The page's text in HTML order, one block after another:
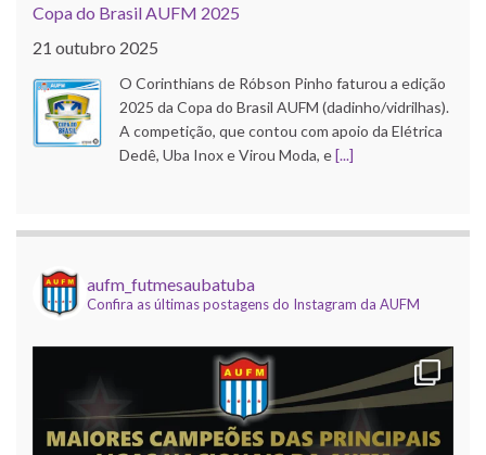
Copa do Brasil AUFM 2025
21 outubro 2025
O Corinthians de Róbson Pinho faturou a edição
2025 da Copa do Brasil AUFM (dadinho/vidrilhas).
A competição, que contou com apoio da Elétrica
Dedê, Uba Inox e Virou Moda, e[...]
Foi realizada na noite desta segunda, 8 de
dezembro, o encerramento da temporada
realização da 12ª edição do nosso Campeonato
Continentais de Ásia e Oceania AUFM 2025
aufm_futmesaubatuba
Confira as últimas postagens do Instagram da AUFM